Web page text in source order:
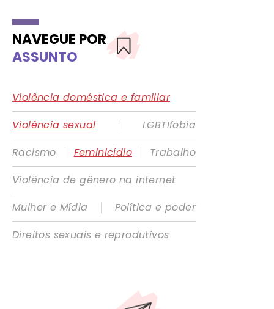
NAVEGUE POR
ASSUNTO
Violência doméstica e familiar
Violência sexual
|
LGBTIfobia
Racismo
| Feminicídio |
Trabalho
Violência de gênero na internet
Mulher e Mídia
|
Política e poder
Direitos sexuais e reprodutivos